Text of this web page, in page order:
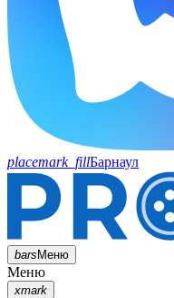
placemark_fillБарнаул
barsМеню
Меню
xmark